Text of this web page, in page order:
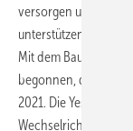
versorgen und die
unterstützen.
Mit dem Bau der
begonnen, die
2021. Die Yes-